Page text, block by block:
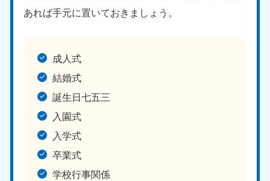
あれば手元に置いておきましょう。
成人式
結婚式
誕生日七五三
入園式
入学式
卒業式
学校行事関係